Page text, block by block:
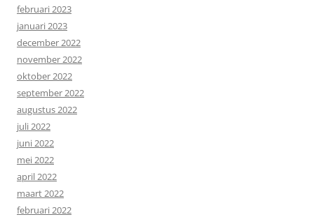
februari 2023
januari 2023
december 2022
november 2022
oktober 2022
september 2022
augustus 2022
juli 2022
juni 2022
mei 2022
april 2022
maart 2022
februari 2022